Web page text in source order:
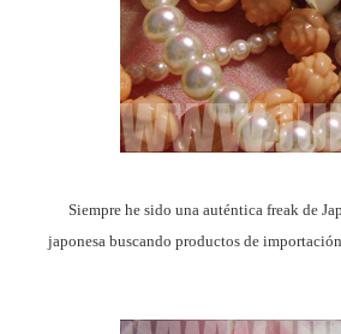
Siempre he sido una auténtica freak de
japonesa buscando productos de